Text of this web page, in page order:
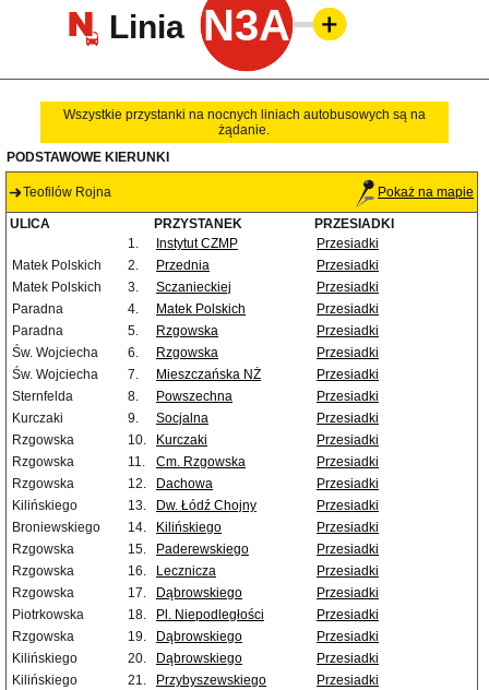
Linia N3A
Wszystkie przystanki na nocnych liniach autobusowych są na
żądanie.
PODSTAWOWE KIERUNKI
Teofilów Rojna Pokaż na mapie
ULICA PRZYSTANEK
PRZESIADKI
1.
Instytut CZMP
Przesiadki
Matek Polskich
2. Przednia
Przesiadki
Matek Polskich
3. Sczanieckiej
Przesiadki
Paradna
4. Matek Polskich
Przesiadki
Paradna
5. Rzgowska
Przesiadki
Św. Wojciecha
6. Rzgowska
Przesiadki
Św. Wojciecha
7. Mieszczańska NŻ
Przesiadki
Sternfelda
8. Powszechna
Przesiadki
Kurczaki
9. Socjalna
Przesiadki
Rzgowska
10. Kurczaki
Przesiadki
Rzgowska
11. Cm. Rzgowska
Przesiadki
Rzgowska
12. Dachowa
Przesiadki
Kilińskiego
13. Dw. Łódź Chojny
Przesiadki
Broniewskiego
14. Kilińskiego
Przesiadki
Rzgowska
15. Paderewskiego
Przesiadki
Rzgowska
16. Lecznicza
Przesiadki
Rzgowska
17. Dąbrowskiego
Przesiadki
Piotrkowska
18. Pl. Niepodległości
Przesiadki
Rzgowska
19. Dąbrowskiego
Przesiadki
Kilińskiego
20. Dąbrowskiego
Przesiadki
Kilińskiego
21. Przybyszewskiego
Przesiadki